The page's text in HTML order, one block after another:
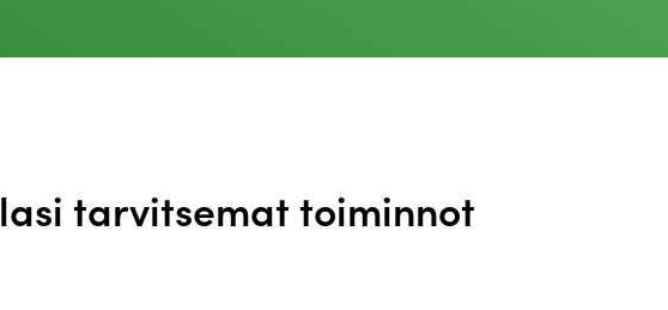
tarvitsemat toiminnot